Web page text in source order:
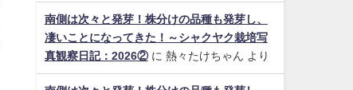
南側は次々と発芽！株分けの品種も発芽し、
凄いことになってきた！～シャクヤク栽培写
真観察日記：2026②に 熱々たけちゃん より